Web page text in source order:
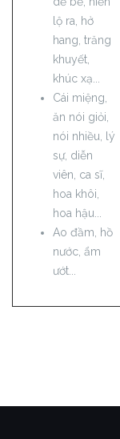
lộ ra, hở
hang, trăng
khuyết,
khúc xạ...
Cái miệng,
ăn nói giỏi,
nói nhiều, lý
sự, diễn
viên, ca sĩ,
hoa khôi,
hoa hậu...
Ao đầm, hồ
nước, ẩm
ướt...